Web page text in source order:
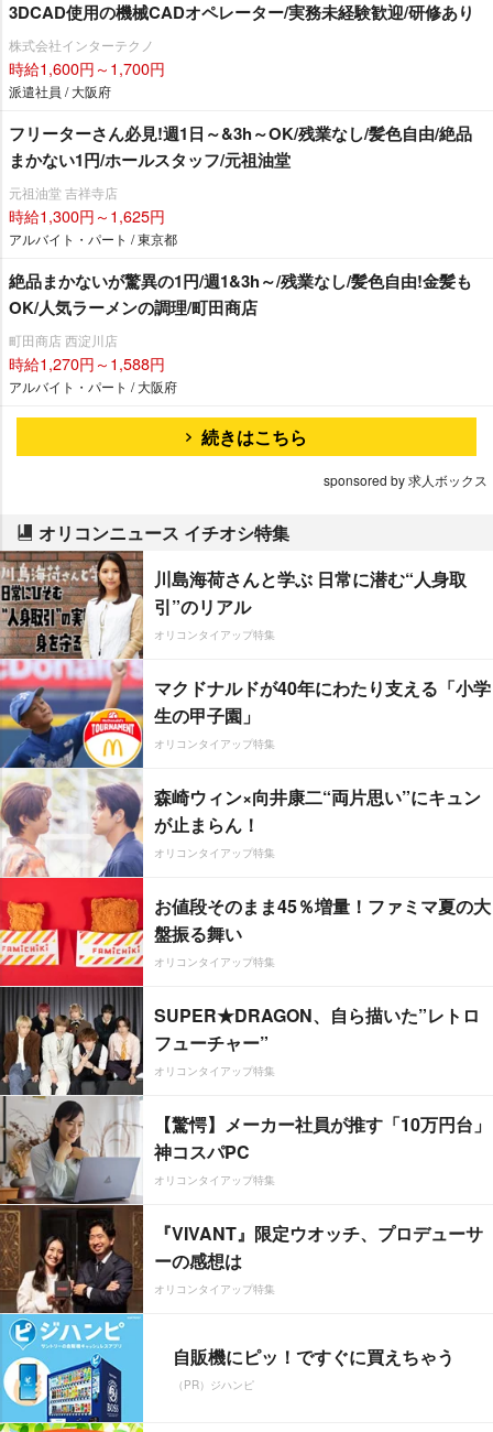
3DCAD使用の機械CADオペレーター/実務未経験歓迎/研修あり
株式会社インターテクノ
時給1,600円～1,700円
派遣社員 / 大阪府
フリーターさん必見!週1日～&3h～OK/残業なし/髪色自由/絶品
まかない1円/ホールスタッフ/元祖油堂
元祖油堂 吉祥寺店
時給1,300円～1,625円
アルバイト・パート / 東京都
絶品まかないが驚異の1円/週1&3h～/残業なし/髪色自由!金髪も
OK/人気ラーメンの調理/町田商店
町田商店 西淀川店
時給1,270円～1,588円
アルバイト・パート / 大阪府
続きはこちら
sponsored by 求人ボックス
オリコンニュース イチオシ特集
川島海荷さんと学ぶ 日常に潜む“人身取
引”のリアル
オリコンタイアップ特集
マクドナルドが40年にわたり支える「小学
生の甲子園」
オリコンタイアップ特集
森崎ウィン×向井康二“両片思い”にキュン
が止まらん！
オリコンタイアップ特集
お値段そのまま45％増量！ファミマ夏の大
盤振る舞い
オリコンタイアップ特集
SUPER★DRAGON、自ら描いた”レトロ
フューチャー”
オリコンタイアップ特集
【驚愕】メーカー社員が推す「10万円台」
神コスパPC
オリコンタイアップ特集
『VIVANT』限定ウオッチ、プロデューサ
ーの感想は
オリコンタイアップ特集
自販機にピッ！ですぐに買えちゃう
（PR）ジハンピ